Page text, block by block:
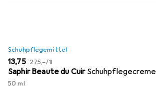
Schuhpflegemittel
EUR
13,75 EUR
275,–/1l
Saphir Beaute du Cuir Schuhpflegecreme
50 ml